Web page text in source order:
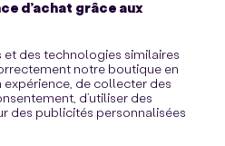
d’achat grâce aux
des technologies similaires
notre boutique en
de collecter des
d’utiliser des
des publicités personnalisées